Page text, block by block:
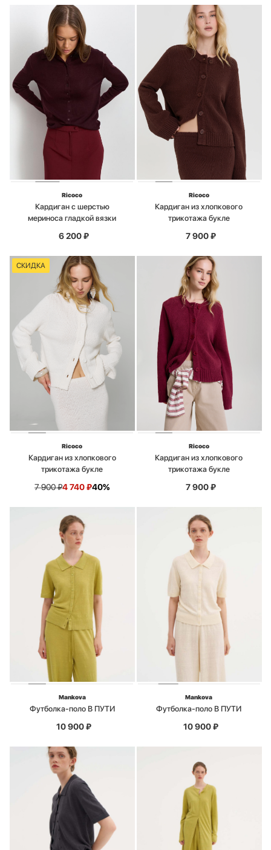
Ricoco
Кардиган с шерстью
мериноса гладкой вязки
6 200₽
Ricoco
Кардиган из хлопкового
трикотажа букле
7 900₽
СКИДКА
Ricoco
Кардиган из хлопкового
трикотажа букле
7 900₽4 740₽40%
Ricoco
Кардиган из хлопкового
трикотажа букле
7 900₽
Mankova
Футболка-поло В ПУТИ
10 900₽
Mankova
Футболка-поло В ПУТИ
10 900₽